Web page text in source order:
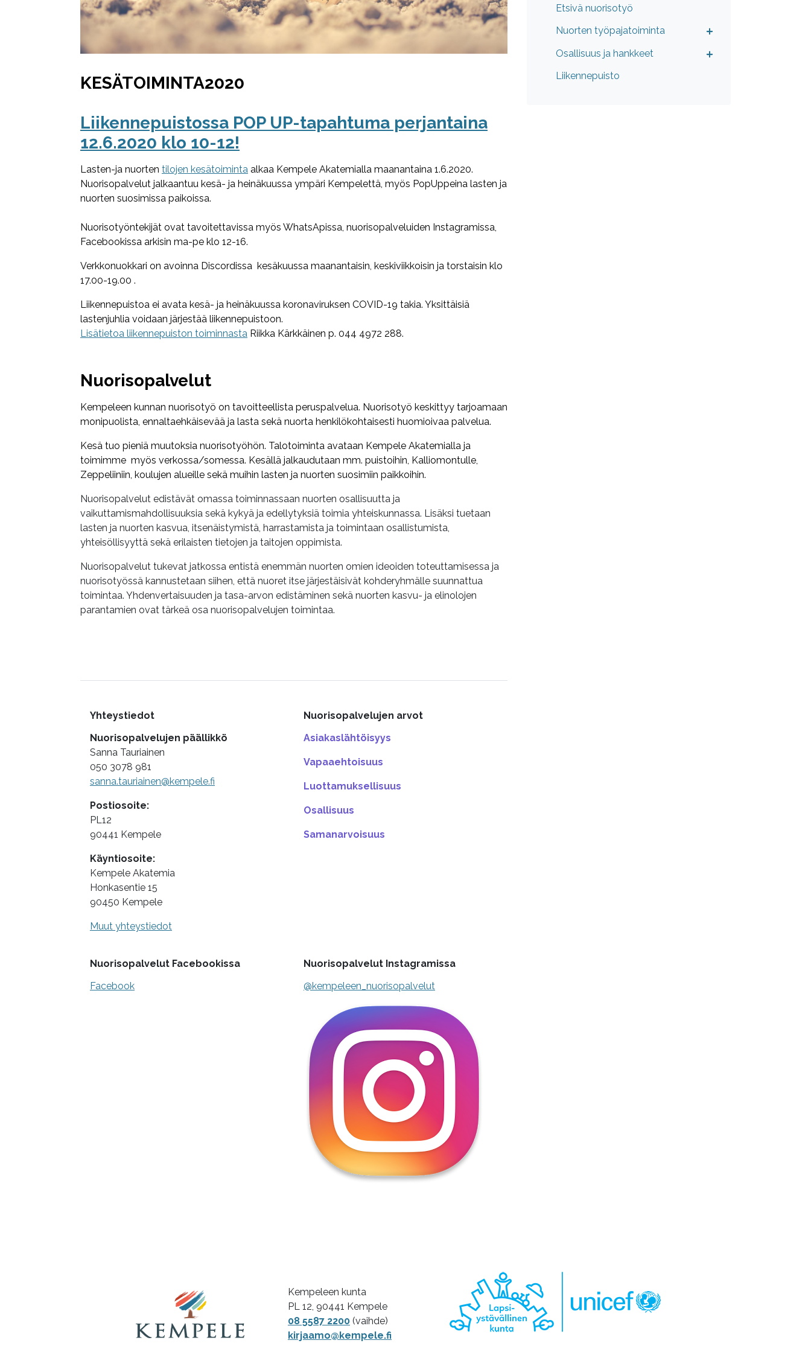
KESÄTOIMINTA2020
Liikennepuistossa POP UP-tapahtuma perjantaina
12.6.2020 klo 10-12!
Lasten-ja nuorten tilojen kesätoiminta alkaa Kempele Akatemialla maanantaina 1.6.2020.
Nuorisopalvelut jalkaantuu kesä- ja heinäkuussa ympäri Kempelettä, myös PopUppeina lasten ja
nuorten suosimissa paikoissa.
Nuorisotyöntekijät ovat tavoitettavissa myös WhatsApissa, nuorisopalveluiden Instagramissa,
Facebookissa arkisin ma-pe klo 12-16.
Verkkonuokkari on avoinna Discordissa kesäkuussa maanantaisin, keskiviikkoisin ja torstaisin klo
17.00-19.00 .
Liikennepuistoa ei avata kesä- ja heinäkuussa koronaviruksen COVID-19 takia. Yksittäisiä
lastenjuhlia voidaan järjestää liikennepuistoon.
Lisätietoa liikennepuiston toiminnasta Riikka Kärkkäinen p. 044 4972 288.
Nuorisopalvelut
Kempeleen kunnan nuorisotyö on tavoitteellista peruspalvelua. Nuorisotyö keskittyy tarjoamaan
monipuolista, ennaltaehkäisevää ja lasta sekä nuorta henkilökohtaisesti huomioivaa palvelua.
Kesä tuo pieniä muutoksia nuorisotyöhön. Talotoiminta avataan Kempele Akatemialla ja
toimimme myös verkossa/somessa. Kesällä jalkaudutaan mm. puistoihin, Kalliomontulle,
Zeppeliiniin, koulujen alueille sekä muihin lasten ja nuorten suosimiin paikkoihin.
Nuorisopalvelut edistävät omassa toiminnassaan nuorten osallisuutta ja
vaikuttamismahdollisuuksia sekä kykyä ja edellytyksiä toimia yhteiskunnassa. Lisäksi tuetaan
lasten ja nuorten kasvua, itsenäistymistä, harrastamista ja toimintaan osallistumista,
yhteisöllisyyttä sekä erilaisten tietojen ja taitojen oppimista.
Nuorisopalvelut tukevat jatkossa entistä enemmän nuorten omien ideoiden toteuttamisessa ja
nuorisotyössä kannustetaan siihen, että nuoret itse järjestäisivät kohderyhmälle suunnattua
toimintaa. Yhdenvertaisuuden ja tasa-arvon edistäminen sekä nuorten kasvu- ja elinolojen
parantamien ovat tärkeä osa nuorisopalvelujen toimintaa.
Lisätietoa
Yhteystiedot
Nuorisopalvelujen päällikkö
Sanna Tauriainen
050 3078 981
sanna.tauriainen@kempele.fi
Postiosoite:
PL12
90441 Kempele
Käyntiosoite:
Kempele Akatemia
Honkasentie 15
90450 Kempele
Muut yhteystiedot
Nuorisopalvelujen arvot
Asiakaslähtöisyys
Vapaaehtoisuus
Luottamuksellisuus
Osallisuus
Samanarvoisuus
Nuorisopalvelut Facebookissa
Facebook
Nuorisopalvelut Instagramissa
@kempeleen_nuorisopalvelut
Etsivä nuorisotyö
Nuorten työpajatoiminta
Osallisuus ja hankkeet
Liikennepuisto
Kempeleen kunta
PL 12, 90441 Kempele
08 5587 2200 (vaihde)
kirjaamo@kempele.fi